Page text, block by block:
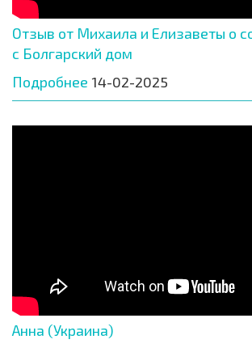
Отзыв от Михаила и Елизаветы о
с Болгарский дом
Подробнее 14-02-2025
Анна (Украина)